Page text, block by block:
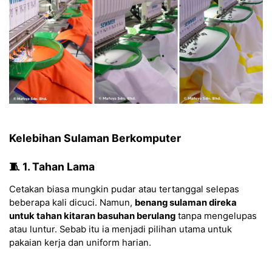
Kelebihan Sulaman Berkomputer
🧵 1. Tahan Lama
Cetakan biasa mungkin pudar atau tertanggal selepas
beberapa kali dicuci. Namun, benang sulaman direka
untuk tahan kitaran basuhan berulang tanpa mengelupas
atau luntur. Sebab itu ia menjadi pilihan utama untuk
pakaian kerja dan uniform harian.